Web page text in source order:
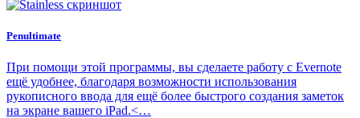
Penultimate
При помощи этой программы, вы сделаете работу с Evernote
ещё удобнее, благодаря возможности использования
рукописного ввода для ещё более быстрого создания заметок
на экране вашего iPad.<…